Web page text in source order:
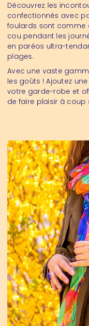
Découvrez les
confectionnés avec
foulards sont comme
cou pendant les
en paréos ultra-
plages.
Avec une vaste
les goûts ! Ajoutez
votre garde-robe et
de faire plaisir à coup